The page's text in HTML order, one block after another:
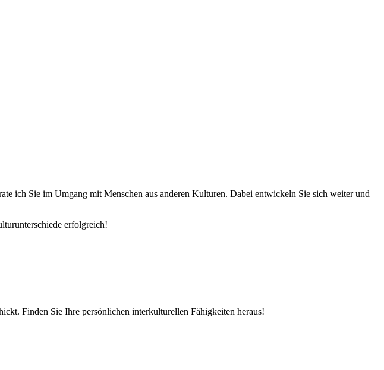
ich Sie im Umgang mit Menschen aus anderen Kulturen. Dabei entwickeln Sie sich weiter und
erfolgreich!
Finden Sie Ihre persönlichen interkulturellen Fähigkeiten heraus!